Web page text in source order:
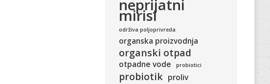
neprijatni
mirisi
održiva poljoprivreda
organska proizvodnja
organski otpad
otpadne vode probiotici
probiotik proliv